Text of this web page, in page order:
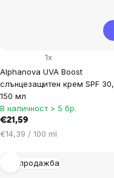
Alphanova UVA Boost
слънцезащитен крем SPF 30,
150 мл
1x
В наличност > 5 бр.
€21,59
Цена
мярка:
€14,39 / 100 ml
Разпродажба